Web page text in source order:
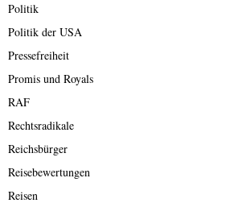
Politik
Politik der USA
Pressefreiheit
Promis und Royals
RAF
Rechtsradikale
Reichsbürger
Reisebewertungen
Reisen